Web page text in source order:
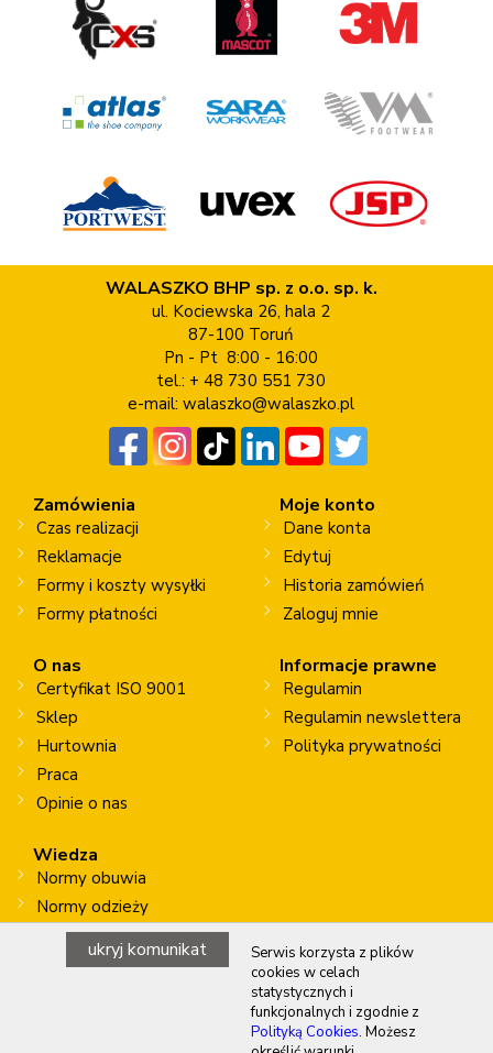
WALASZKO BHP sp. z o.o. sp. k.
ul. Kociewska 26, hala 2
87-100 Toruń
Pn - Pt 8:00 - 16:00
tel.: + 48 730 551 730
e-mail: walaszko@walaszko.pl
Zamówienia
Czas realizacji
Reklamacje
Formy i koszty wysyłki
Formy płatności
Moje konto
Dane konta
Edytuj
Historia zamówień
Zaloguj mnie
O nas
Certyfikat ISO 9001
Sklep
Hurtownia
Praca
Opinie o nas
Informacje prawne
Regulamin
Regulamin newslettera
Polityka prywatności
Wiedza
Normy obuwia
Normy odzieży
Normy rękawic
Prace na wysokości
Serwis korzysta z plików
cookies w celach
statystycznych i
funkcjonalnych i zgodnie z
Polityką Cookies. Możesz
ukryj komunikat